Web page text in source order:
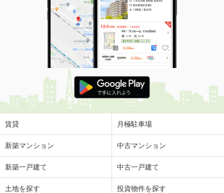
価 格
993万円
住 所
青森県八戸市是川５
建物面積 82.81m²
土地面積 269.98m²
青森県八戸市東白山台３
価 格
3,100万円
住 所
青森県八戸市東白山台３
建物面積
281.68m²
賃貸 月極駐車場
新築マンション 中古マンション
新築一戸建て 中古一戸建て
土地を探す 投資物件を探す